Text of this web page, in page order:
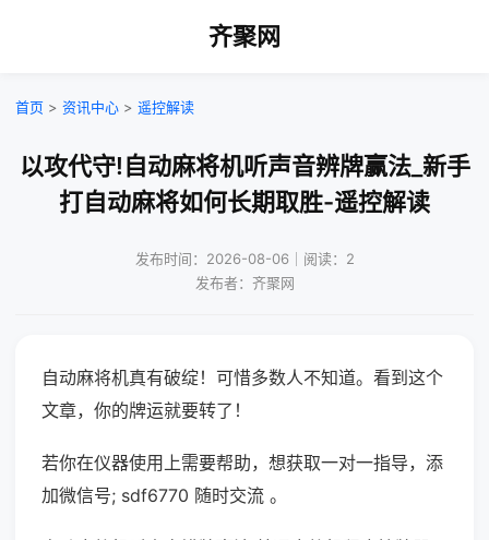
齐聚网
首页 > 资讯中心 > 遥控解读
以攻代守!自动麻将机听声音辨牌赢法_新手
打自动麻将如何长期取胜-遥控解读
发布时间：2026-08-06｜阅读：2
发布者：齐聚网
自动麻将机真有破绽！可惜多数人不知道。看到这个
文章，你的牌运就要转了！
若你在仪器使用上需要帮助，想获取一对一指导，添
加微信号; sdf6770 随时交流 。